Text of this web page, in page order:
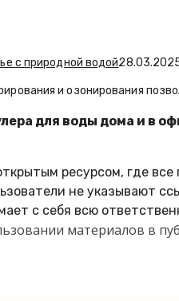
с природной водой
и озонирования
для воды дома и в
ресурсом, где
не указывают
с себя всю
материалов в